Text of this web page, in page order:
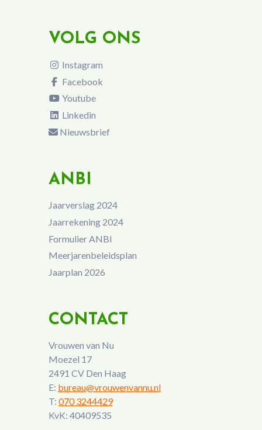
VOLG ONS
Instagram
Facebook
Youtube
Linkedin
Nieuwsbrief
ANBI
Jaarverslag 2024
Jaarrekening 2024
Formulier ANBI
Meerjarenbeleidsplan
Jaarplan 2026
CONTACT
Vrouwen van Nu
Moezel 17
2491 CV Den Haag
E: bureau@vrouwenvannu.nl
T: 070 3244429
KvK: 40409535